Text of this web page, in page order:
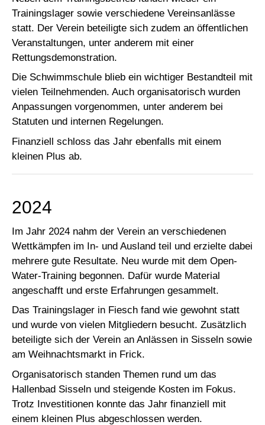
Trainingslager sowie verschiedene Vereinsanlässe
statt. Der Verein beteiligte sich zudem an öffentlichen
Veranstaltungen, unter anderem mit einer
Rettungsdemonstration.
Die Schwimmschule blieb ein wichtiger Bestandteil mit
vielen Teilnehmenden. Auch organisatorisch wurden
Anpassungen vorgenommen, unter anderem bei
Statuten und internen Regelungen.
Finanziell schloss das Jahr ebenfalls mit einem
kleinen Plus ab.
2024
Im Jahr 2024 nahm der Verein an verschiedenen
Wettkämpfen im In- und Ausland teil und erzielte dabei
mehrere gute Resultate. Neu wurde mit dem Open-
Water-Training begonnen. Dafür wurde Material
angeschafft und erste Erfahrungen gesammelt.
Das Trainingslager in Fiesch fand wie gewohnt statt
und wurde von vielen Mitgliedern besucht. Zusätzlich
beteiligte sich der Verein an Anlässen in Sisseln sowie
am Weihnachtsmarkt in Frick.
Organisatorisch standen Themen rund um das
Hallenbad Sisseln und steigende Kosten im Fokus.
Trotz Investitionen konnte das Jahr finanziell mit
einem kleinen Plus abgeschlossen werden.